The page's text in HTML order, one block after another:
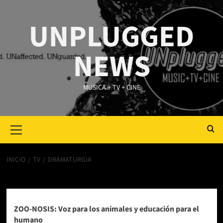
UNPLUGGED
NEWS
MUSICA + TV + CINE
Menu
INICIO TV DRAMATURGIA
ZOO-NOSIS: Voz para los animales y educación para el
humano